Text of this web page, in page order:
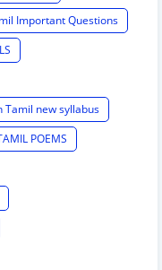
Important Questions
Tamil new syllabus
POEMS